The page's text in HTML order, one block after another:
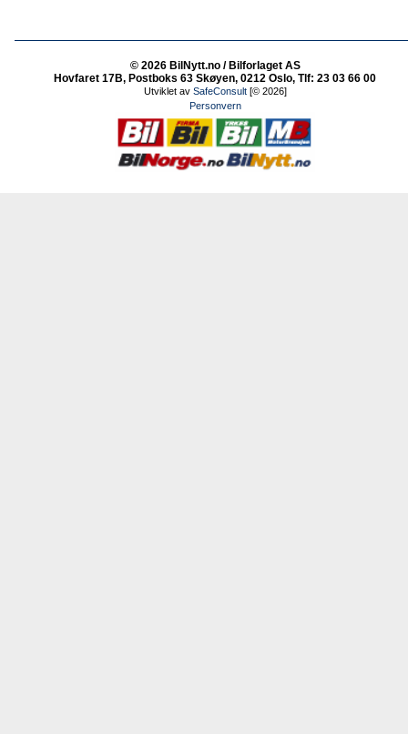
© 2026 BilNytt.no / Bilforlaget AS
Hovfaret 17B, Postboks 63 Skøyen, 0212 Oslo, Tlf: 23 03 66 00
Utviklet av SafeConsult[© 2026]
Personvern